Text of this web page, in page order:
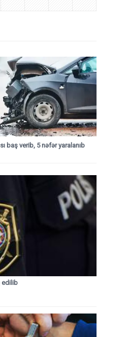
baş verib, 5 nəfər yaralanıb
edilib